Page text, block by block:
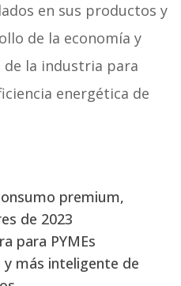
en sus productos y
de la economía y
de la industria para
energética de
premium,
de 2023
para PYMEs
más inteligente de